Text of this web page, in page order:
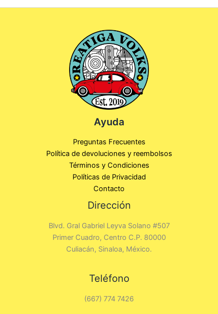
Ayuda
Preguntas Frecuentes
Política de devoluciones y reembolsos
Términos y Condiciones
Políticas de Privacidad
Contacto
Dirección
Blvd. Gral Gabriel Leyva Solano #507
Primer Cuadro, Centro C.P. 80000
Culiacán, Sinaloa, México.
Teléfono
(667) 774 7426